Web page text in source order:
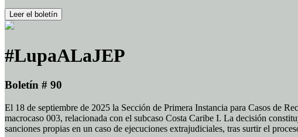
Leer el boletín
#LupaALaJEP
Boletín # 90
El 18 de septiembre de 2025 la Sección de Primera Instancia para Casos de
macrocaso 003, relacionada con el subcaso Costa Caribe I. La decisión
sanciones propias en un caso de ejecuciones extrajudiciales, tras surtir el